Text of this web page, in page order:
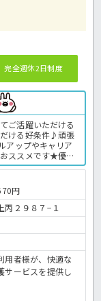
完全週休2日制度
ご活躍いただける
ける好条件♪頑張
アップやキャリア
ススメです★優し
型特養で、あなた
日と豊富で有休消
いなし♪残業も月
方も安心して勤務
での介護業務全般
円
２９８７−１
用者様が、快適な
サービスを提供し